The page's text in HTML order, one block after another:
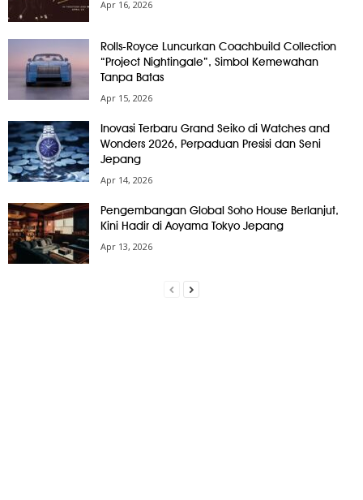
Apr 16, 2026
Rolls-Royce Luncurkan Coachbuild Collection
“Project Nightingale”, Simbol Kemewahan
Tanpa Batas
Apr 15, 2026
Inovasi Terbaru Grand Seiko di Watches and
Wonders 2026, Perpaduan Presisi dan Seni
Jepang
Apr 14, 2026
Pengembangan Global Soho House Berlanjut,
Kini Hadir di Aoyama Tokyo Jepang
Apr 13, 2026